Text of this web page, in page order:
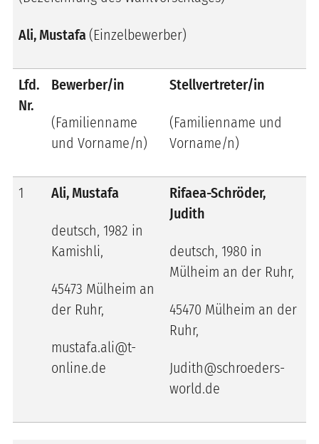
Ali, Mustafa (Einzelbewerber)
Lfd.
Nr.
Bewerber/in
(Familienname
und Vorname/n)
Stellvertreter/in
(Familienname und
Vorname/n)
1 Ali, Mustafa
deutsch, 1982 in
Kamishli,
45473 Mülheim an
der Ruhr,
mustafa.ali@t-
online.de
Rifaea-Schröder,
Judith
deutsch, 1980 in
Mülheim an der Ruhr,
45470 Mülheim an der
Ruhr,
Judith@schroeders-
world.de